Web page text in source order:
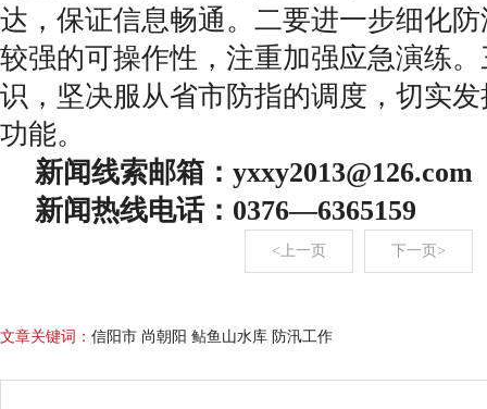
达，保证信息畅通。二要进一步细化
较强的可操作性，注重加强应急演练
识，坚决服从省市防指的调度，切实
功能。
新闻线索邮箱：yxxy2013@126.com
新闻热线电话：0376—6365159
<上一页 下一页>
文章关键词： 信阳市 尚朝阳 鲇鱼山水库 防汛工作